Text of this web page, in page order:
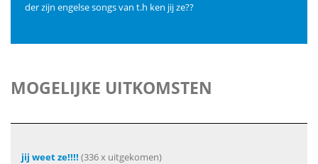
der zijn engelse songs van t.h ken jij ze??
MOGELIJKE UITKOMSTEN
jij weet ze!!!! (336 x uitgekomen)